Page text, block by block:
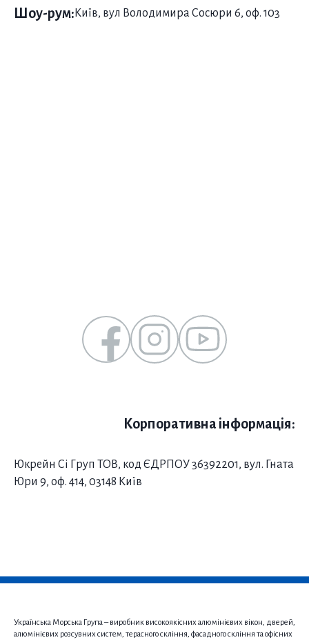
Шоу-рум: Київ, вул Володимира Сосюри 6, оф. 103
Корпоративна інформація:
Юкрейн Сі Груп ТОВ, код ЄДРПОУ 36392201, вул. Гната
Юри 9, оф. 414, 03148 Київ
Українська Морська Група – виробник високоякісних алюмінієвих вікон, дверей,
алюмінієвих розсувних систем, терасного скління, фасадного скління та офісних